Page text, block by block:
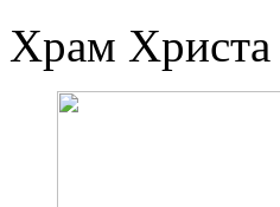
Храм